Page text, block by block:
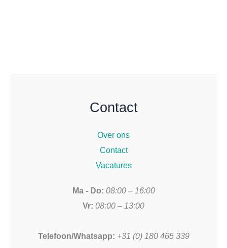
Contact
Over ons
Contact
Vacatures
Ma - Do: 08:00 – 16:00
Vr: 08:00 – 13:00
Telefoon/Whatsapp: +31 (0) 180 465 339